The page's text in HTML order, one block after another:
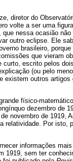
diretor do
volte a ser uma
nessa ocasião
outro eclipse. Ele
brasileiro,
que vieram
escrito pelos
(ou pelo
existem outros artigos
físico-
dezembro de
novembro de 1919,
relatividade. Por isto,
informações
1919, sem ter